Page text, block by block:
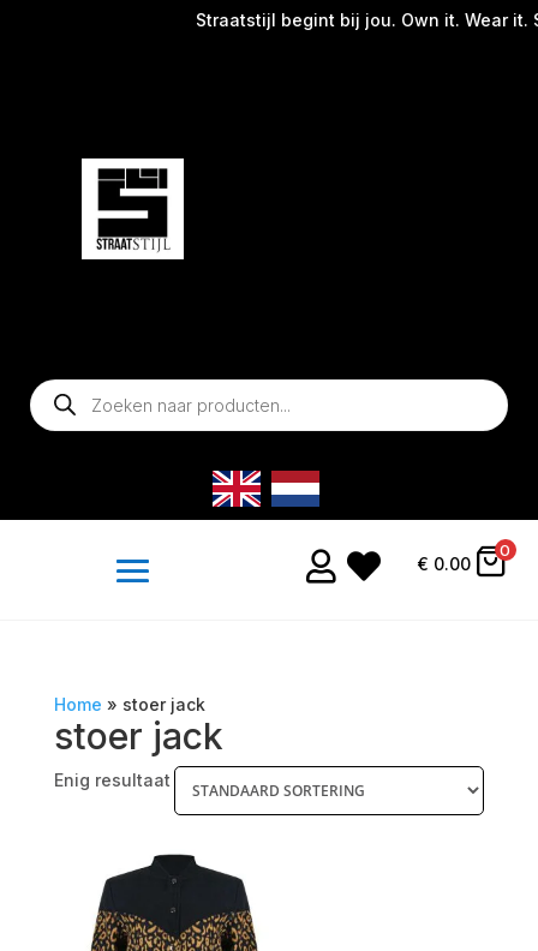
Straatstijl begint bij jou. Own it. Wear it.
Producten
zoeken
  € 0.00
0
Home » stoer jack
stoer jack
Enig resultaat